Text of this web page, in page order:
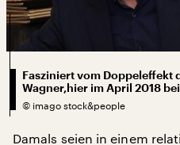
Fasziniert vom Doppeleffekt
Wagner,hier im April 2018
© imago stock&people
Damals seien in einem